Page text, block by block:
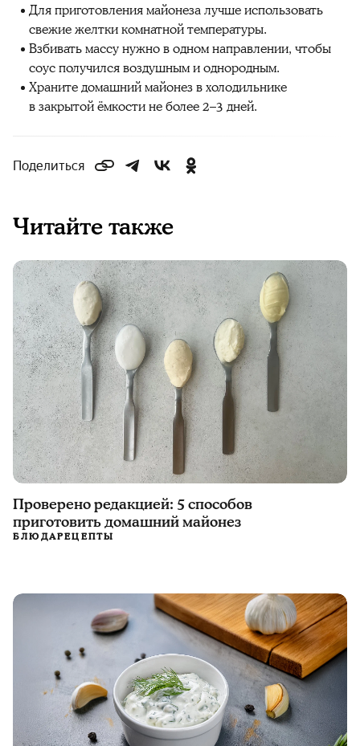
Для приготовления майонеза лучше использовать
свежие желтки комнатной температуры.
Взбивать массу нужно в одном направлении, чтобы
соус получился воздушным и однородным.
Храните домашний майонез в холодильнике
в закрытой ёмкости не более 2–3 дней.
Поделиться
Читайте также
Проверено редакцией: 5 способов
приготовить домашний майонез
БЛЮДАРЕЦЕПТЫ